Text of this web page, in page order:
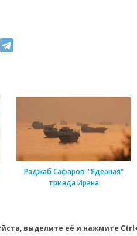
Раджаб Сафаров: "Ядерная"
триада Ирана
выделите её и нажмите